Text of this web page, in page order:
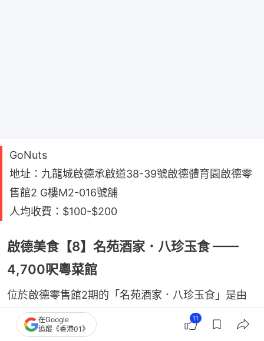
GoNuts
地址：九龍城啟德承啟道38-39號啟德體育園啟德零
售館2 G樓M2-016號舖
人均收費：$100-$200
啟德美食【8】名苑酒家．八珍玉食 ——
4,700呎粵菜館
位於啟德零售館2期的「名苑酒家．八珍玉食」是由
法國國際廚皇美食會大師獎名廚主理，該店佔地達
4,700呎，設有160個座位。酒家的特色菜式有招牌荔
在Google
追蹤《香港01》
11